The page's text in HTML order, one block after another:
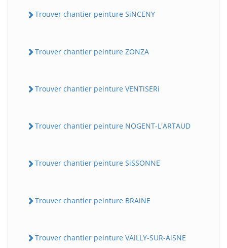
Trouver chantier peinture SiNCENY
Trouver chantier peinture ZONZA
Trouver chantier peinture VENTiSERi
Trouver chantier peinture NOGENT-L'ARTAUD
Trouver chantier peinture SiSSONNE
Trouver chantier peinture BRAiNE
Trouver chantier peinture VAiLLY-SUR-AiSNE